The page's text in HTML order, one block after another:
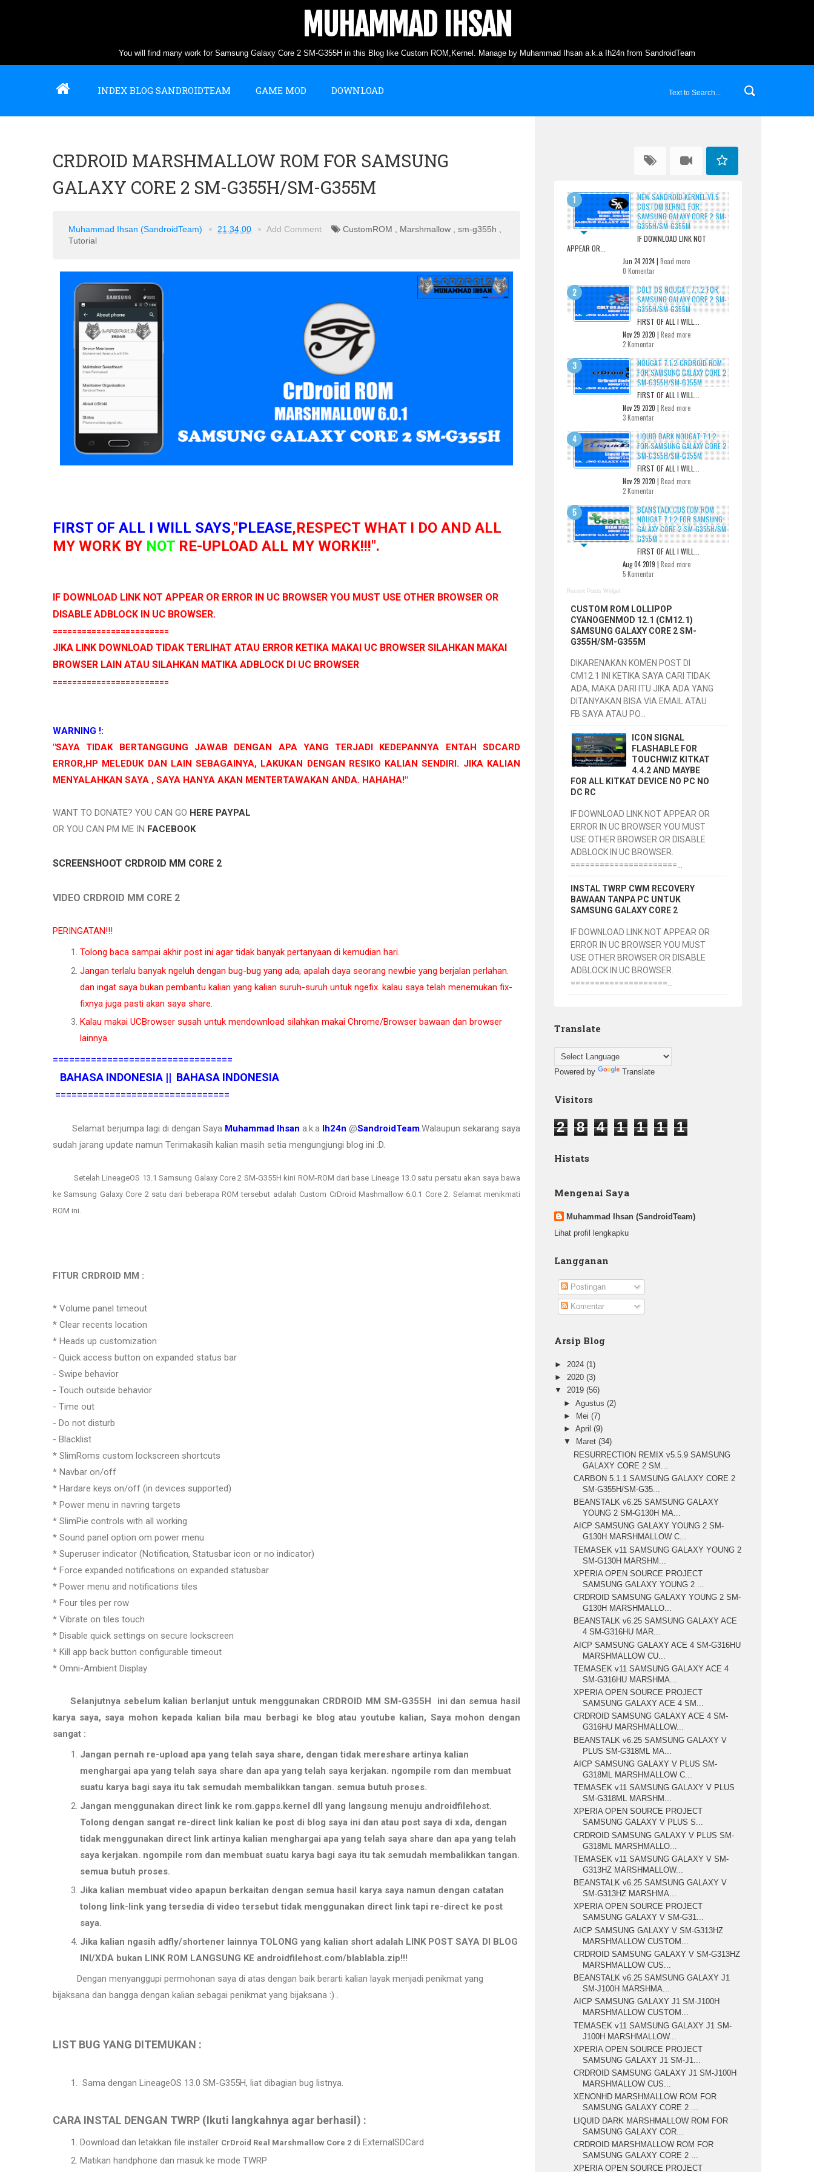
MUHAMMAD IHSAN
You will find many work for Samsung Galaxy Core 2 SM-G355H in this Blog like Custom ROM,Kernel. Manage by Muhammad Ihsan a.k.a Ih24n from SandroidTeam
INDEX BLOG SANDROIDTEAM GAME MOD DOWNLOAD
CRDROID MARSHMALLOW ROM FOR SAMSUNG
GALAXY CORE 2 SM-G355H/SM-G355M
Muhammad Ihsan (SandroidTeam) 21.34.00 Add Comment CustomROM Marshmallow sm-g355h
Tutorial
FIRST OF ALL I WILL SAYS,"PLEASE,RESPECT WHAT I DO AND ALL
MY WORK BY NOT RE-UPLOAD ALL MY WORK!!!".
IF DOWNLOAD LINK NOT APPEAR OR ERROR IN UC BROWSER YOU MUST USE OTHER BROWSER OR
DISABLE ADBLOCK IN UC BROWSER.
========================
JIKA LINK DOWNLOAD TIDAK TERLIHAT ATAU ERROR KETIKA MAKAI UC BROWSER SILAHKAN MAKAI
BROWSER LAIN ATAU SILAHKAN MATIKA ADBLOCK DI UC BROWSER
========================
WARNING !:
"SAYA TIDAK BERTANGGUNG JAWAB DENGAN APA YANG TERJADI KEDEPANNYA ENTAH SDCARD
ERROR,HP MELEDUK DAN LAIN SEBAGAINYA, LAKUKAN DENGAN RESIKO KALIAN SENDIRI. JIKA KALIAN
MENYALAHKAN SAYA , SAYA HANYA AKAN MENTERTAWAKAN ANDA. HAHAHA!"
WANT TO DONATE? YOU CAN GO HERE PAYPAL
OR YOU CAN PM ME IN FACEBOOK
SCREENSHOOT CRDROID MM CORE 2
VIDEO CRDROID MM CORE 2
PERINGATAN!!!
Tolong baca sampai akhir post ini agar tidak banyak pertanyaan di kemudian hari.
Jangan terlalu banyak ngeluh dengan bug-bug yang ada, apalah daya seorang newbie yang berjalan perlahan.
dan ingat saya bukan pembantu kalian yang kalian suruh-suruh untuk ngefix. kalau saya telah menemukan fix-
fixnya juga pasti akan saya share.
Kalau makai UCBrowser susah untuk mendownload silahkan makai Chrome/Browser bawaan dan browser
lainnya.
=================================
BAHASA INDONESIA || BAHASA INDONESIA
================================
Selamat berjumpa lagi di dengan Saya Muhammad Ihsan a.k.a Ih24n @SandroidTeam.Walaupun sekarang saya
sudah jarang update namun Terimakasih kalian masih setia mengungjungi blog ini :D.
Setelah LineageOS 13.1 Samsung Galaxy Core 2 SM-G355H kini ROM-ROM dari base Lineage 13.0 satu persatu akan saya bawa
ke Samsung Galaxy Core 2 satu dari beberapa ROM tersebut adalah Custom CrDroid Mashmallow 6.0.1 Core 2. Selamat menikmati
ROM ini.
FITUR CRDROID MM :
* Volume panel timeout
* Clear recents location
* Heads up customization
- Quick access button on expanded status bar
- Swipe behavior
- Touch outside behavior
- Time out
- Do not disturb
- Blacklist
* SlimRoms custom lockscreen shortcuts
* Navbar on/off
* Hardare keys on/off (in devices supported)
* Power menu in navring targets
* SlimPie controls with all working
* Sound panel option om power menu
* Superuser indicator (Notification, Statusbar icon or no indicator)
* Force expanded notifications on expanded statusbar
* Power menu and notifications tiles
* Four tiles per row
* Vibrate on tiles touch
* Disable quick settings on secure lockscreen
* Kill app back button configurable timeout
* Omni-Ambient Display
Selanjutnya sebelum kalian berlanjut untuk menggunakan CRDROID MM SM-G355H ini dan semua hasil
karya saya, saya mohon kepada kalian bila mau berbagi ke blog atau youtube kalian, Saya mohon dengan
sangat :
Jangan pernah re-upload apa yang telah saya share, dengan tidak mereshare artinya kalian
menghargai apa yang telah saya share dan apa yang telah saya kerjakan. ngompile rom dan membuat
suatu karya bagi saya itu tak semudah membalikkan tangan. semua butuh proses.
Jangan menggunakan direct link ke rom.gapps.kernel dll yang langsung menuju androidfilehost.
Tolong dengan sangat re-direct link kalian ke post di blog saya ini dan atau post saya di xda, dengan
tidak menggunakan direct link artinya kalian menghargai apa yang telah saya share dan apa yang telah
saya kerjakan. ngompile rom dan membuat suatu karya bagi saya itu tak semudah membalikkan tangan.
semua butuh proses.
Jika kalian membuat video apapun berkaitan dengan semua hasil karya saya namun dengan catatan
tolong link-link yang tersedia di video tersebut tidak menggunakan direct link tapi re-direct ke post
saya.
Jika kalian ngasih adfly/shortener lainnya TOLONG yang kalian short adalah LINK POST SAYA DI BLOG
INI/XDA bukan LINK ROM LANGSUNG KE androidfilehost.com/blablabla.zip!!!
Dengan menyanggupi permohonan saya di atas dengan baik berarti kalian layak menjadi penikmat yang
bijaksana dan bangga dengan kalian sebagai penikmat yang bijaksana :) .
LIST BUG YANG DITEMUKAN :
Sama dengan LineageOS 13.0 SM-G355H, liat dibagian bug listnya.
CARA INSTAL DENGAN TWRP (Ikuti langkahnya agar berhasil) :
Download dan letakkan file installer CrDroid Real Marshmallow Core 2 di ExternalSDCard
Matikan handphone dan masuk ke mode TWRP
NEW SANDROID KERNEL V1.5
CUSTOM KERNEL FOR
SAMSUNG GALAXY CORE 2 SM-
G355H/SM-G355M
IF DOWNLOAD LINK NOT
APPEAR OR...
Jun 24 2024 | Read more
0 Komentar
COLT OS NOUGAT 7.1.2 FOR
SAMSUNG GALAXY CORE 2 SM-
G355H/SM-G355M
FIRST OF ALL I WILL...
Nov 29 2020 | Read more
2 Komentar
NOUGAT 7.1.2 CRDROID ROM
FOR SAMSUNG GALAXY CORE 2
SM-G355H/SM-G355M
FIRST OF ALL I WILL...
Nov 29 2020 | Read more
3 Komentar
LIQUID DARK NOUGAT 7.1.2
FOR SAMSUNG GALAXY CORE 2
SM-G355H/SM-G355M
FIRST OF ALL I WILL...
Nov 29 2020 | Read more
2 Komentar
BEANSTALK CUSTOM ROM
NOUGAT 7.1.2 FOR SAMSUNG
GALAXY CORE 2 SM-G355H/SM-
G355M
FIRST OF ALL I WILL...
Aug 04 2019 | Read more
5 Komentar
Recent Posts Widget
CUSTOM ROM LOLLIPOP
CYANOGENMOD 12.1 (CM12.1)
SAMSUNG GALAXY CORE 2 SM-
G355H/SM-G355M
DIKARENAKAN KOMEN POST DI
CM12.1 INI KETIKA SAYA CARI TIDAK
ADA, MAKA DARI ITU JIKA ADA YANG
DITANYAKAN BISA VIA EMAIL ATAU
FB SAYA ATAU PO...
ICON SIGNAL
FLASHABLE FOR
TOUCHWIZ KITKAT
4.4.2 AND MAYBE
FOR ALL KITKAT DEVICE NO PC NO
DC RC
IF DOWNLOAD LINK NOT APPEAR OR
ERROR IN UC BROWSER YOU MUST
USE OTHER BROWSER OR DISABLE
ADBLOCK IN UC BROWSER.
======================...
INSTAL TWRP CWM RECOVERY
BAWAAN TANPA PC UNTUK
SAMSUNG GALAXY CORE 2
IF DOWNLOAD LINK NOT APPEAR OR
ERROR IN UC BROWSER YOU MUST
USE OTHER BROWSER OR DISABLE
ADBLOCK IN UC BROWSER.
====================...
Translate
Powered by Translate
Visitors
2 8 4 1 1 1 1
Histats
Mengenai Saya
Muhammad Ihsan (SandroidTeam)
Lihat profil lengkapku
Langganan
Postingan
Komentar
Arsip Blog
► 2024 (1)
► 2020 (3)
▼ 2019 (56)
►Agustus(2)
►
Mei(7)
►April(9)
▼
Maret(34)
RESURRECTION REMIX v5.5.9 SAMSUNG
GALAXY CORE 2 SM...
CARBON 5.1.1 SAMSUNG GALAXY CORE 2
SM-G355H/SM-G35...
BEANSTALK v6.25 SAMSUNG GALAXY
YOUNG 2 SM-G130H MA...
AICP SAMSUNG GALAXY YOUNG 2 SM-
G130H MARSHMALLOW C...
TEMASEK v11 SAMSUNG GALAXY YOUNG 2
SM-G130H MARSHM...
XPERIA OPEN SOURCE PROJECT
SAMSUNG GALAXY YOUNG 2 ...
CRDROID SAMSUNG GALAXY YOUNG 2 SM-
G130H MARSHMALLO...
BEANSTALK v6.25 SAMSUNG GALAXY ACE
4 SM-G316HU MAR...
AICP SAMSUNG GALAXY ACE 4 SM-G316HU
MARSHMALLOW CU...
TEMASEK v11 SAMSUNG GALAXY ACE 4
SM-G316HU MARSHMA...
XPERIA OPEN SOURCE PROJECT
SAMSUNG GALAXY ACE 4 SM...
CRDROID SAMSUNG GALAXY ACE 4 SM-
G316HU MARSHMALLOW...
BEANSTALK v6.25 SAMSUNG GALAXY V
PLUS SM-G318ML MA...
AICP SAMSUNG GALAXY V PLUS SM-
G318ML MARSHMALLOW C...
TEMASEK v11 SAMSUNG GALAXY V PLUS
SM-G318ML MARSHM...
XPERIA OPEN SOURCE PROJECT
SAMSUNG GALAXY V PLUS S...
CRDROID SAMSUNG GALAXY V PLUS SM-
G318ML MARSHMALLO...
TEMASEK v11 SAMSUNG GALAXY V SM-
G313HZ MARSHMALLOW...
BEANSTALK v6.25 SAMSUNG GALAXY V
SM-G313HZ MARSHMA...
XPERIA OPEN SOURCE PROJECT
SAMSUNG GALAXY V SM-G31...
AICP SAMSUNG GALAXY V SM-G313HZ
MARSHMALLOW CUSTOM...
CRDROID SAMSUNG GALAXY V SM-G313HZ
MARSHMALLOW CUS...
BEANSTALK v6.25 SAMSUNG GALAXY J1
SM-J100H MARSHMA...
AICP SAMSUNG GALAXY J1 SM-J100H
MARSHMALLOW CUSTOM...
TEMASEK v11 SAMSUNG GALAXY J1 SM-
J100H MARSHMALLOW...
XPERIA OPEN SOURCE PROJECT
SAMSUNG GALAXY J1 SM-J1...
CRDROID SAMSUNG GALAXY J1 SM-J100H
MARSHMALLOW CUS...
XENONHD MARSHMALLOW ROM FOR
SAMSUNG GALAXY CORE 2 ...
LIQUID DARK MARSHMALLOW ROM FOR
SAMSUNG GALAXY COR...
CRDROID MARSHMALLOW ROM FOR
SAMSUNG GALAXY CORE 2 ...
XPERIA OPEN SOURCE PROJECT